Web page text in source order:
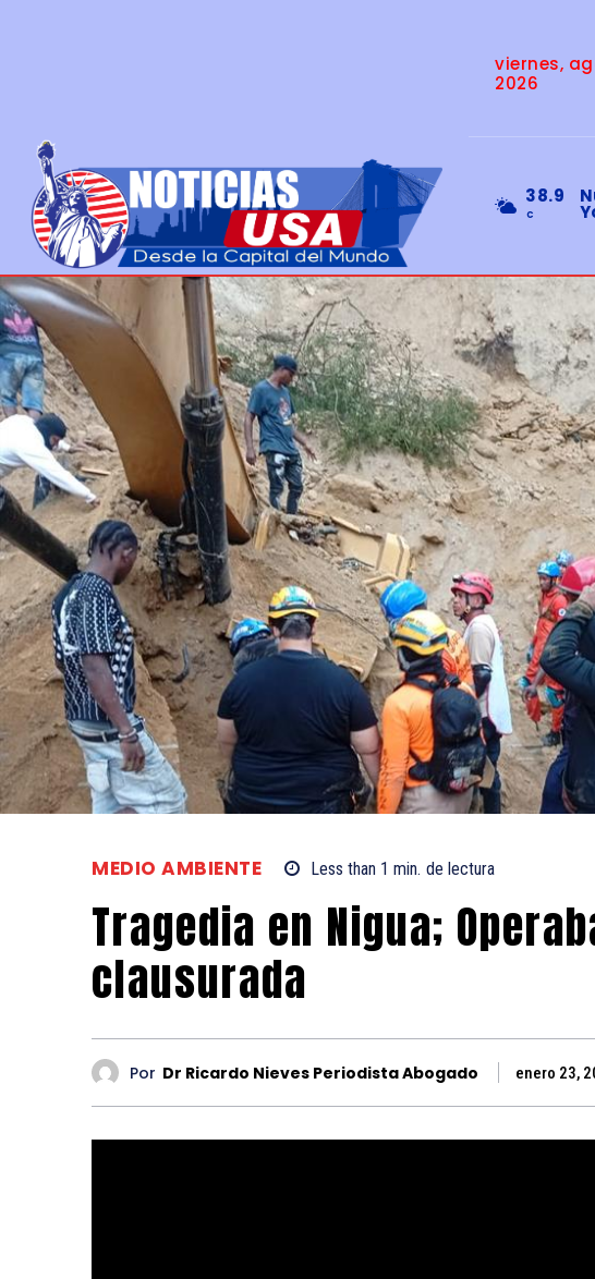
viernes,
2026
38.9
C
MEDIO AMBIENTE Less than 1 min. de lectura
Tragedia en Nigua;
clausurada
Por Dr Ricardo Nieves Periodista Abogado enero 23,